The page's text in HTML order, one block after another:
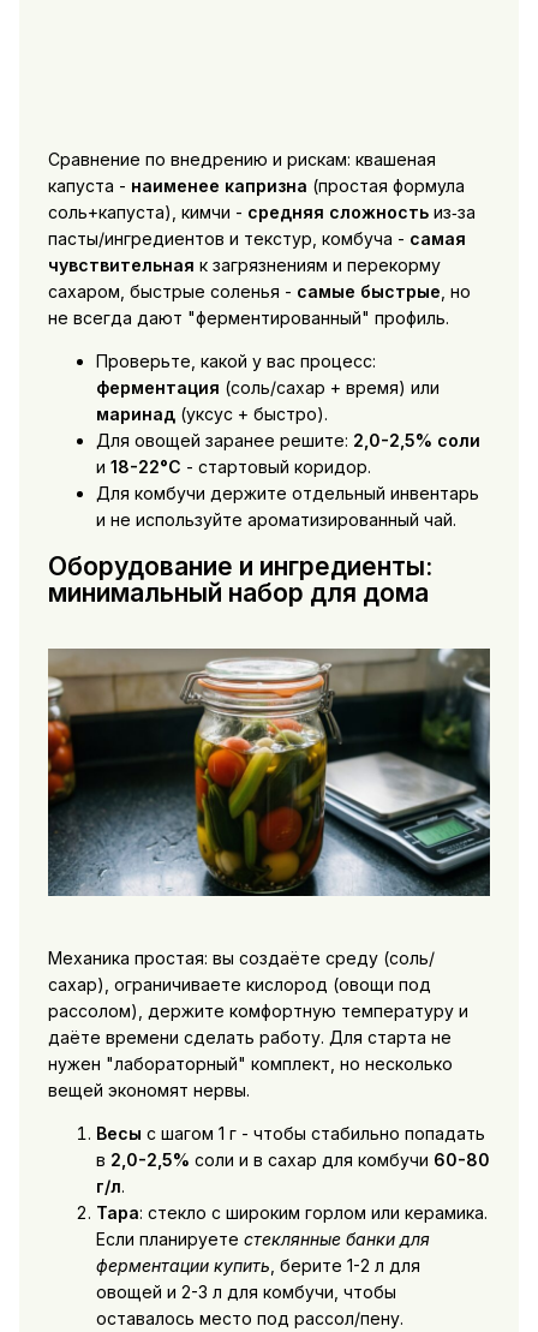
Сравнение по внедрению и рискам: квашеная
капуста - наименее капризна (простая формула
соль+капуста), кимчи - средняя сложностьиз‑за
пасты/ингредиентов и текстур, комбуча - самая
чувствительная к загрязнениям и перекорму
сахаром, быстрые соленья - самые быстрые , но
не всегда дают "ферментированный" профиль.
Проверьте, какой у вас процесс:
ферментация (соль/сахар + время) или
маринад(уксус + быстро).
Для овощей заранее решите: 2,0-2,5% соли
и 18-22°C - стартовый коридор.
Для комбучи держите отдельный инвентарь
и не используйте ароматизированный чай.
Оборудование и ингредиенты:
минимальный набор для дома
Механика простая: вы создаёте среду (соль/
сахар), ограничиваете кислород (овощи под
рассолом), держите комфортную температуру и
даёте времени сделать работу. Для старта не
нужен "лабораторный" комплект, но несколько
вещей экономят нервы.
Весы с шагом 1 г - чтобы стабильно попадать
в 2,0-2,5% соли и в сахар для комбучи 60-80
г/л.
Тара: стекло с широким горлом или керамика.
Если планируете стеклянные банки для
ферментации купить , берите 1-2 л для
овощей и 2-3 л для комбучи, чтобы
оставалось место под рассол/пену.